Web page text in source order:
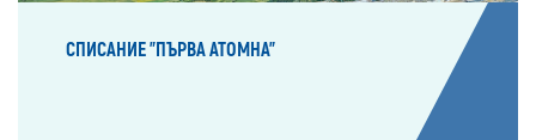
СПИСАНИЕ "ПЪРВА АТОМНА"